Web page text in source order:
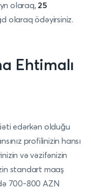
olaraq,25
olaraq ödəyirsiniz.
Ehtimalı
edərkən olduğu
profilinizin hansı
və vəzifənizin
standart maaş
700-800 AZN